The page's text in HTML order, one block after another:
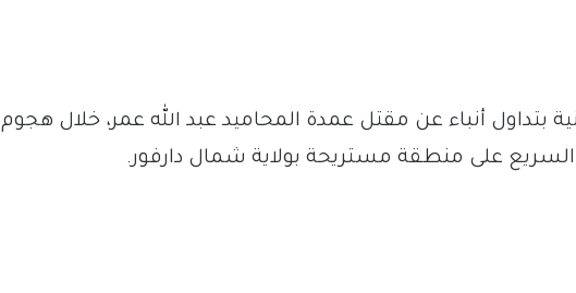
بتداول أنباء عن مقتل عمدة المحاميد عبد الله عمر، خلال هجوم
على منطقة مستريحة بولاية شمال دارفور.